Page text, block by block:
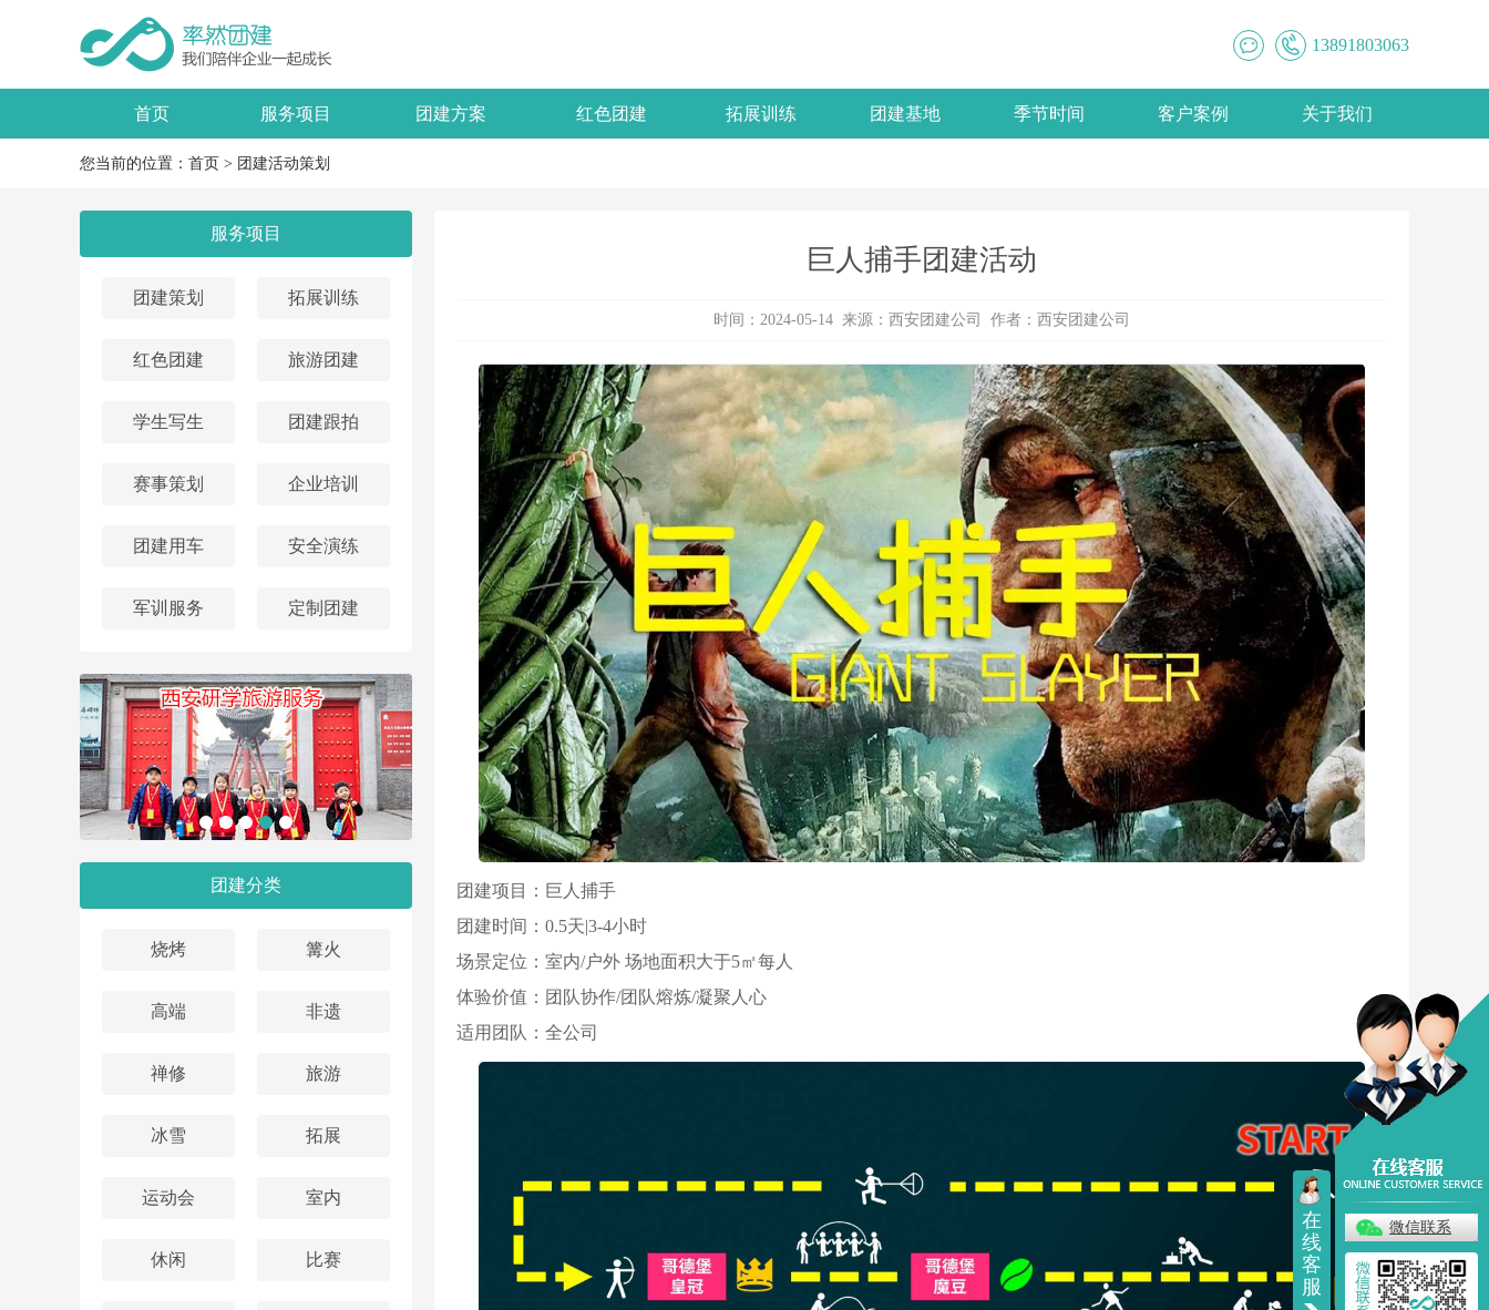
13891803063
首页 服务项目 团建方案 红色团建 拓展训练 团建基地 季节时间 客户案例 关于我们
您当前的位置： 首页 > 团建活动策划
服务项目
团建策划 拓展训练
红色团建 旅游团建
学生写生 团建跟拍
赛事策划 企业培训
团建用车 安全演练
军训服务 定制团建
团建分类
烧烤 篝火
高端 非遗
禅修 旅游
冰雪 拓展
运动会 室内
休闲 比赛
巨人捕手团建活动
时间：2024-05-14 来源： 西安团建公司 作者： 西安团建公司
团建项目：巨人捕手
团建时间：0.5天|3-4小时
场景定位：室内/户外 场地面积大于5㎡每人
体验价值：团队协作/团队熔炼/凝聚人心
适用团队：全公司
在
线
客
服
微信联系